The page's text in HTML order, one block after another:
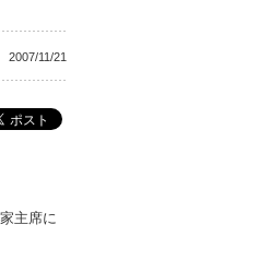
2007/11/21
主席に